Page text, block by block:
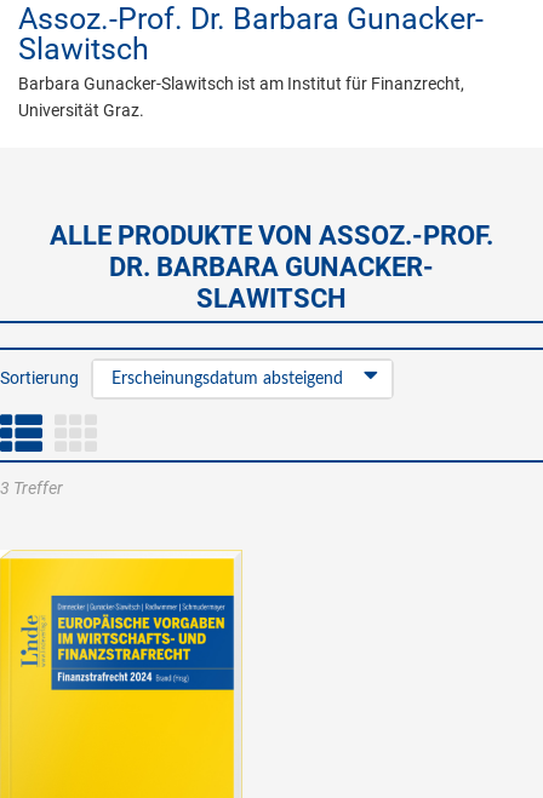
Assoz.-Prof. Dr. Barbara Gunacker-
Slawitsch
Barbara Gunacker-Slawitsch ist am Institut für Finanzrecht,
Universität Graz.
ALLE PRODUKTE VON ASSOZ.-PROF.
DR. BARBARA GUNACKER-
SLAWITSCH
Sortierung Erscheinungsdatum absteigend
3 Treffer